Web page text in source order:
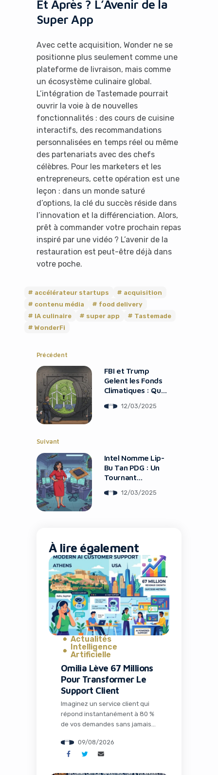
Et Après ? L’Avenir de la
Super App
Avec cette acquisition, Wonder ne se
positionne plus seulement comme une
plateforme de livraison, mais comme
un écosystème culinaire global.
L’intégration de Tastemade pourrait
ouvrir la voie à de nouvelles
fonctionnalités : des cours de cuisine
interactifs, des recommandations
personnalisées en temps réel ou même
des partenariats avec des chefs
célèbres. Pour les marketers et les
entrepreneurs, cette opération est une
leçon : dans un monde saturé
d’options, la clé du succès réside dans
l’innovation et la différenciation. Alors,
prêt à commander votre prochain repas
inspiré par une vidéo ? L’avenir de la
restauration est peut-être déjà dans
votre poche.
accélérateur startups
acquisition
contenu média
food delivery
IA culinaire
super app
Tastemade
WonderFi
Précédent
FBI et Trump
Gelent les Fonds
Climatiques : Que
12/03/2025
Suivant
Intel Nomme Lip-
Bu Tan PDG : Un
Tournant
12/03/2025
À lire également
Actualités
Intelligence
Artificielle
Omilia Lève 67 Millions
Pour Transformer Le
Support Client
Imaginez un service client qui
répond instantanément à 80 %
de vos demandes sans jamais
parfaitement votre historique
et qui optimise chaque
09/08/2026
Yes, I will turn off Ad-Blocker
No Thanks